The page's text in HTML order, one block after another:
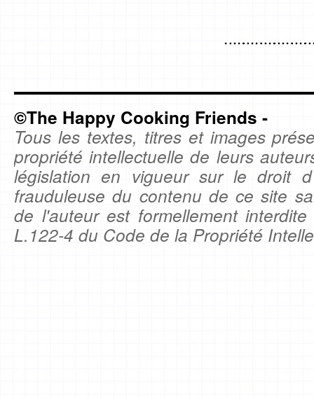
©The Happy Cooking Friends -
Tous les textes, titres et images
propriété intellectuelle de leurs
législation en vigueur sur le droit
frauduleuse du contenu de ce site
de l'auteur est formellement
L.122-4 du Code de la Propriété